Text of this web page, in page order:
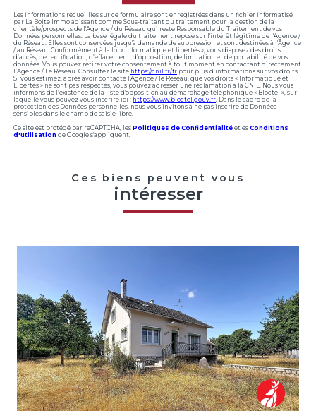
Les informations recueillies sur ce formulaire sont enregistrées dans un fichier informatisé
par La Boite Immo agissant comme Sous-traitant du traitement pour la gestion de la
clientèle/prospects de l'Agence / du Réseau qui reste Responsable du Traitement de vos
Données personnelles. La base légale du traitement repose sur l'intérêt légitime de l'Agence /
du Réseau. Elles sont conservées jusqu'à demande de suppression et sont destinées à l'Agence
/ au Réseau. Conformément à la loi « informatique et libertés », vous disposez des droits
d’accès, de rectification, d’effacement, d’opposition, de limitation et de portabilité de vos
données. Vous pouvez retirer votre consentement à tout moment en contactant directement
l’Agence / Le Réseau. Consultez le site https://cnil.fr/fr pour plus d’informations sur vos droits.
Si vous estimez, après avoir contacté l'Agence / le Réseau, que vos droits « Informatique et
Libertés » ne sont pas respectés, vous pouvez adresser une réclamation à la CNIL. Nous vous
informons de l’existence de la liste d'opposition au démarchage téléphonique « Bloctel », sur
laquelle vous pouvez vous inscrire ici : https://www.bloctel.gouv.fr . Dans le cadre de la
protection des Données personnelles, nous vous invitons à ne pas inscrire de Données
sensibles dans le champ de saisie libre.
Ce site est protégé par reCAPTCHA, les Politiques de Confidentialité et es Conditions
d'utilisation de Google s'appliquent.
Ces biens peuvent vous
intéresser
voir le bien